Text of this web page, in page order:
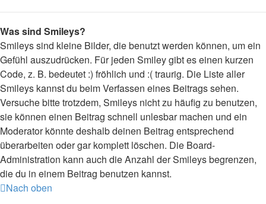
Was sind Smileys?
Smileys sind kleine Bilder, die benutzt werden können, um ein
Gefühl auszudrücken. Für jeden Smiley gibt es einen kurzen
Code, z. B. bedeutet :) fröhlich und :( traurig. Die Liste aller
Smileys kannst du beim Verfassen eines Beitrags sehen.
Versuche bitte trotzdem, Smileys nicht zu häufig zu benutzen,
sie können einen Beitrag schnell unlesbar machen und ein
Moderator könnte deshalb deinen Beitrag entsprechend
überarbeiten oder gar komplett löschen. Die Board-
Administration kann auch die Anzahl der Smileys begrenzen,
die du in einem Beitrag benutzen kannst.
Nach oben